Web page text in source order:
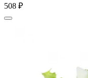
508 ₽